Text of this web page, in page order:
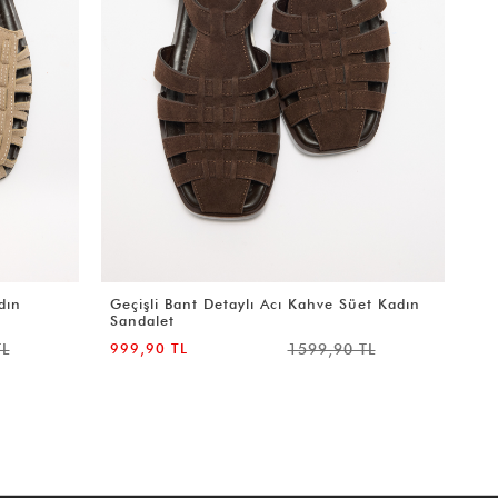
Minimal Çok Bantlı Acı Kahve Süet Kadın
Sandalet
999,90 TL
1599,90 TL